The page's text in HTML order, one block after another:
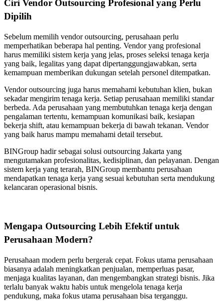
Ciri Vendor Outsourcing Profesional yang Perlu
Dipilih
Sebelum memilih vendor outsourcing, perusahaan perlu
memperhatikan beberapa hal penting. Vendor yang profesional
harus memiliki sistem kerja yang jelas, proses seleksi tenaga kerja
yang baik, legalitas yang dapat dipertanggungjawabkan, serta
kemampuan memberikan dukungan setelah personel ditempatkan.
Vendor outsourcing juga harus memahami kebutuhan klien, bukan
sekadar mengirim tenaga kerja. Setiap perusahaan memiliki standar
berbeda. Ada perusahaan yang membutuhkan tenaga kerja dengan
pengalaman tertentu, kemampuan komunikasi baik, kesiapan
bekerja shift, atau kemampuan bekerja di bawah tekanan. Vendor
yang baik harus mampu memahami detail tersebut.
BINGroup hadir sebagai solusi outsourcing Jakarta yang
mengutamakan profesionalitas, kedisiplinan, dan pelayanan. Dengan
sistem kerja yang terarah, BINGroup membantu perusahaan
mendapatkan tenaga kerja yang sesuai kebutuhan serta mendukung
kelancaran operasional bisnis.
Mengapa Outsourcing Lebih Efektif untuk
Perusahaan Modern?
Perusahaan modern perlu bergerak cepat. Fokus utama perusahaan
biasanya adalah meningkatkan penjualan, memperluas pasar,
menjaga kualitas layanan, dan mengembangkan strategi bisnis. Jika
terlalu banyak waktu habis untuk mengelola tenaga kerja
pendukung, maka fokus utama perusahaan bisa terganggu.